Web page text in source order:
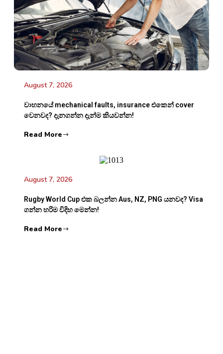
August 7, 2026
වාහනයේ mechanical faults, insurance එකෙන් cover
වෙනවද? දැනගන්න දැන්ම කියවන්න!
Read More
August 7, 2026
Rugby World Cup එක බලන්න Aus, NZ, PNG යනවද? Visa
ගන්න හරිම විදිහ මෙන්න!
Read More